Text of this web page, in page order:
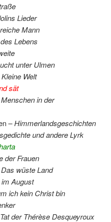
Lieder
Mann
Lebens
unter Ulmen
Kleine Welt
sät
in der
–Himmerlandsgeschichten
und andere Lyrk
der Frauen
Das wüste Land
August
ich kein Christ bin
der Thérèse Desqueyroux